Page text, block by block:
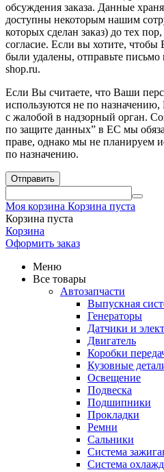
обсуждения заказа. Данные
доступны некоторым нашим
которых сделан заказ) до тех
согласие. Если вы хотите,
были удалены, отправьте письмо
shop.ru.
Если Вы считаете, что Ваши
используются не по
с жалобой в надзорный орган.
по защите данных” в ЕС мы
праве, однако мы не планируем
по назначению.
Отправить
Моя корзина Корзина пуста
Корзина пуста
Корзина
Оформить заказ
Меню
Все товары
Автозапчасти
Выпускная
Генераторы
Датчики и
Двигатель
Коробки
Кузовные
Освещение
Подвеска
Подшипники
Прокладки
Ремни
Сальники
Система
Система